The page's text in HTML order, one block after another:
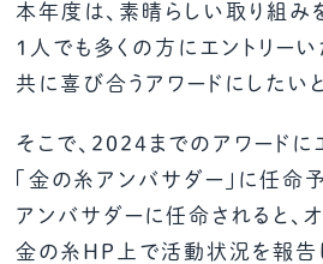
本年度は、素晴らしい取り組み
１人でも多くの方にエントリー
共に喜び合うアワードにしたい
そこで、2024までのアワードに
「金の糸アンバサダー」に任命
アンバサダーに任命されると、
金の糸ＨＰ上で活動状況を報告